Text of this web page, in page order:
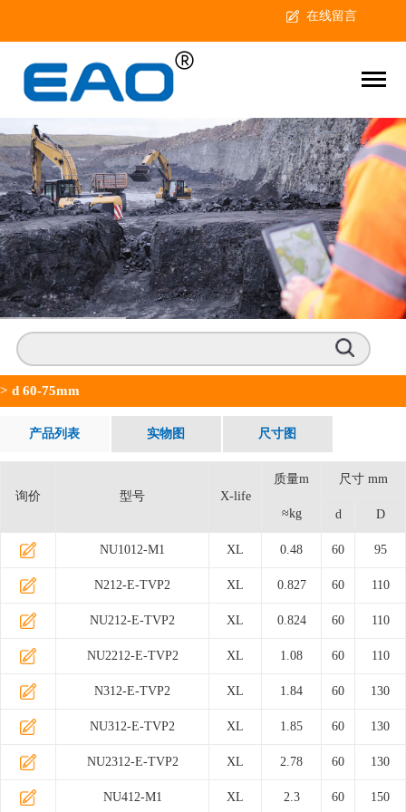
在线留言
> d 60-75mm
产品列表 实物图 尺寸图
询价 型号 X-life
质量m
≈kg
尺寸 mm
d D
NU1012-M1 XL 0.48 60 95
N212-E-TVP2 XL 0.827 60 110
NU212-E-TVP2 XL 0.824 60 110
NU2212-E-TVP2 XL 1.08 60 110
N312-E-TVP2 XL 1.84 60 130
NU312-E-TVP2 XL 1.85 60 130
NU2312-E-TVP2 XL 2.78 60 130
NU412-M1 XL 2.3 60 150